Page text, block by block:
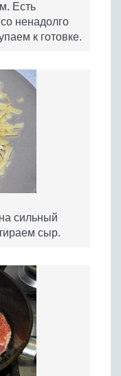
Есть
ненадолго
к готовке.
сильный
сыр.